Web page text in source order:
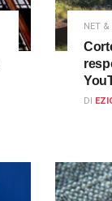
NET &
DI